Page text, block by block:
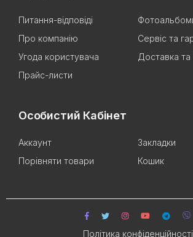
Питання-відповіді
Про компанію
Сервіс та
Угода користувача
Доставка
Прайс-листи
Особистий Кабінет
Аккаунт
Закладки
Порівняти товари
Кошик
Політика конфіденційності